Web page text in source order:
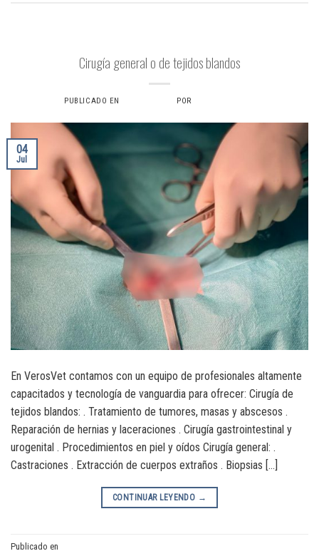
Cirugía general o de tejidos blandos
PUBLICADO EN POR
04
Jul
En VerosVet contamos con un equipo de profesionales altamente
capacitados y tecnología de vanguardia para ofrecer: Cirugía de
tejidos blandos: . Tratamiento de tumores, masas y abscesos .
Reparación de hernias y laceraciones . Cirugía gastrointestinal y
urogenital . Procedimientos en piel y oídos Cirugía general: .
Castraciones . Extracción de cuerpos extraños . Biopsias […]
CONTINUAR LEYENDO →
Publicado en